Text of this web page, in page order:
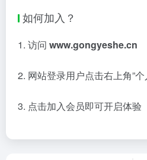
如何加入？
1. 访问 www.gongyeshe.cn
2. 网站登录用户点击右上角”个
3. 点击加入会员即可开启体验